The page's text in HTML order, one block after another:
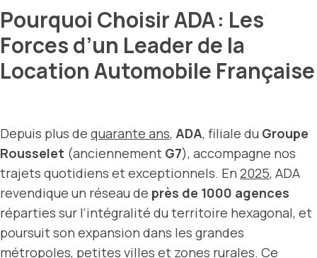
Pourquoi Choisir ADA : Les
Forces d’un Leader de la
Location Automobile Française
Depuis plus de quarante ans, ADA, filiale du Groupe
Rousselet (anciennement G7), accompagne nos
trajets quotidiens et exceptionnels. En 2025, ADA
revendique un réseau de près de 1000 agences
réparties sur l’intégralité du territoire hexagonal, et
poursuit son expansion dans les grandes
métropoles, petites villes et zones rurales. Ce